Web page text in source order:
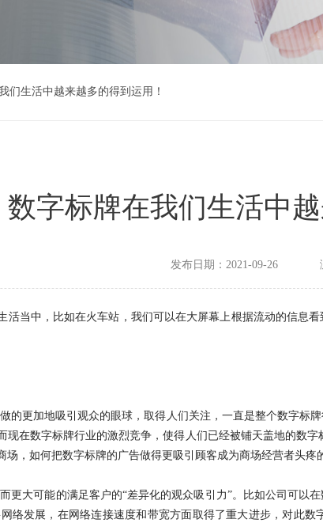
们生活中越来越多的得到运用！
数字标牌在我们生活中
发布日期：2021-09-26
活当中，比如在火车站，我们可以在大屏幕上根据流动的信息
的更加地吸引观众的眼球，取得人们关注，一直是整个数字标
现在数字标牌行业的激烈竞争，使得人们已经被铺天盖地的数
，如何把数字标牌的广告做得更吸引顾客成为商场经营者头疼
更大可能的满足客户的“差异化的观众吸引力”。比如公司可
络发展，在网络连接速度和带宽方面取得了重大进步，对此